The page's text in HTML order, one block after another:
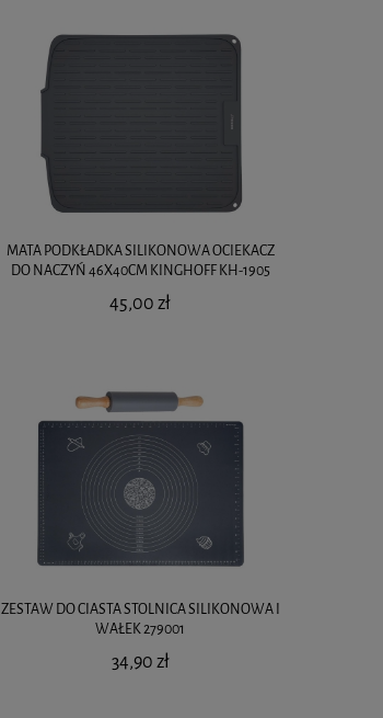
MATA PODKŁADKA SILIKONOWA OCIEKACZ
DO NACZYŃ 46X40CM KINGHOFF KH-1905
45,00 zł
ZESTAW DO CIASTA STOLNICA SILIKONOWA I
WAŁEK 279001
34,90 zł